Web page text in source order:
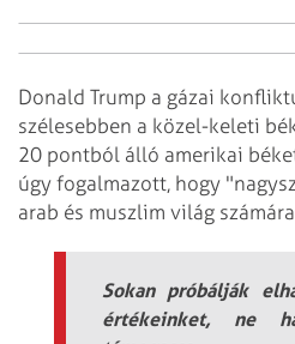
Donald Trump a gázai
szélesebben a közel-keleti
20 pontból álló amerikai
úgy fogalmazott, hogy
arab és muszlim világ
Sokan próbálják
értékeinket, ne